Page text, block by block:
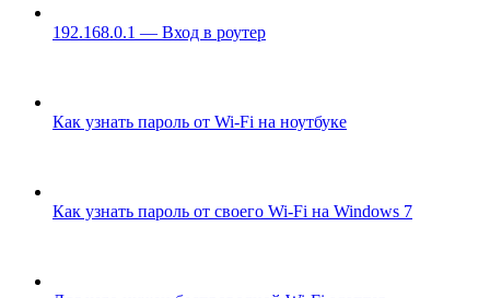
192.168.0.1 — Вход в роутер
Как узнать пароль от Wi-Fi на ноутбуке
Как узнать пароль от своего Wi-Fi на Windows 7